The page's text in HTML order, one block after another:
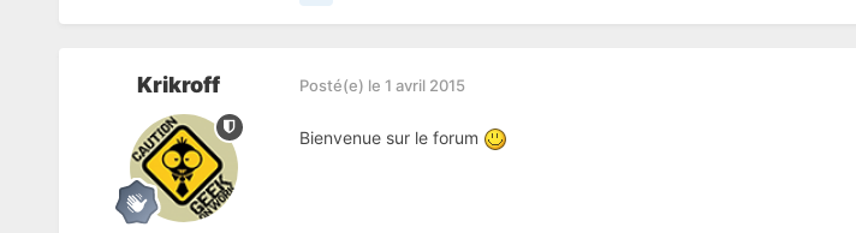
Krikroff Posté(e) le 1 avril 2015
Bienvenue sur le forum